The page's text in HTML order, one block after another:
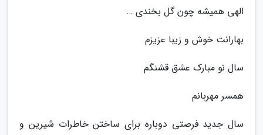
الهی همیشه چون گل بخندى …
بهارانت خوش و زیبا عزیزم
سال نو مبارک عشق قشنگم
همسر مهربانم
سال جدید فرصتی دوباره برای ساختن خاطرات شیرین و